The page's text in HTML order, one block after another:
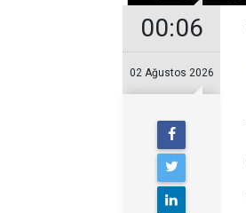
00:06
02 Ağustos 2026